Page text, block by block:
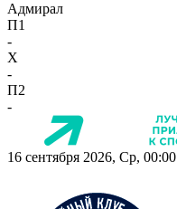
Адмирал
П1
-
X
-
П2
-
16 сентября 2026, Ср, 00:00